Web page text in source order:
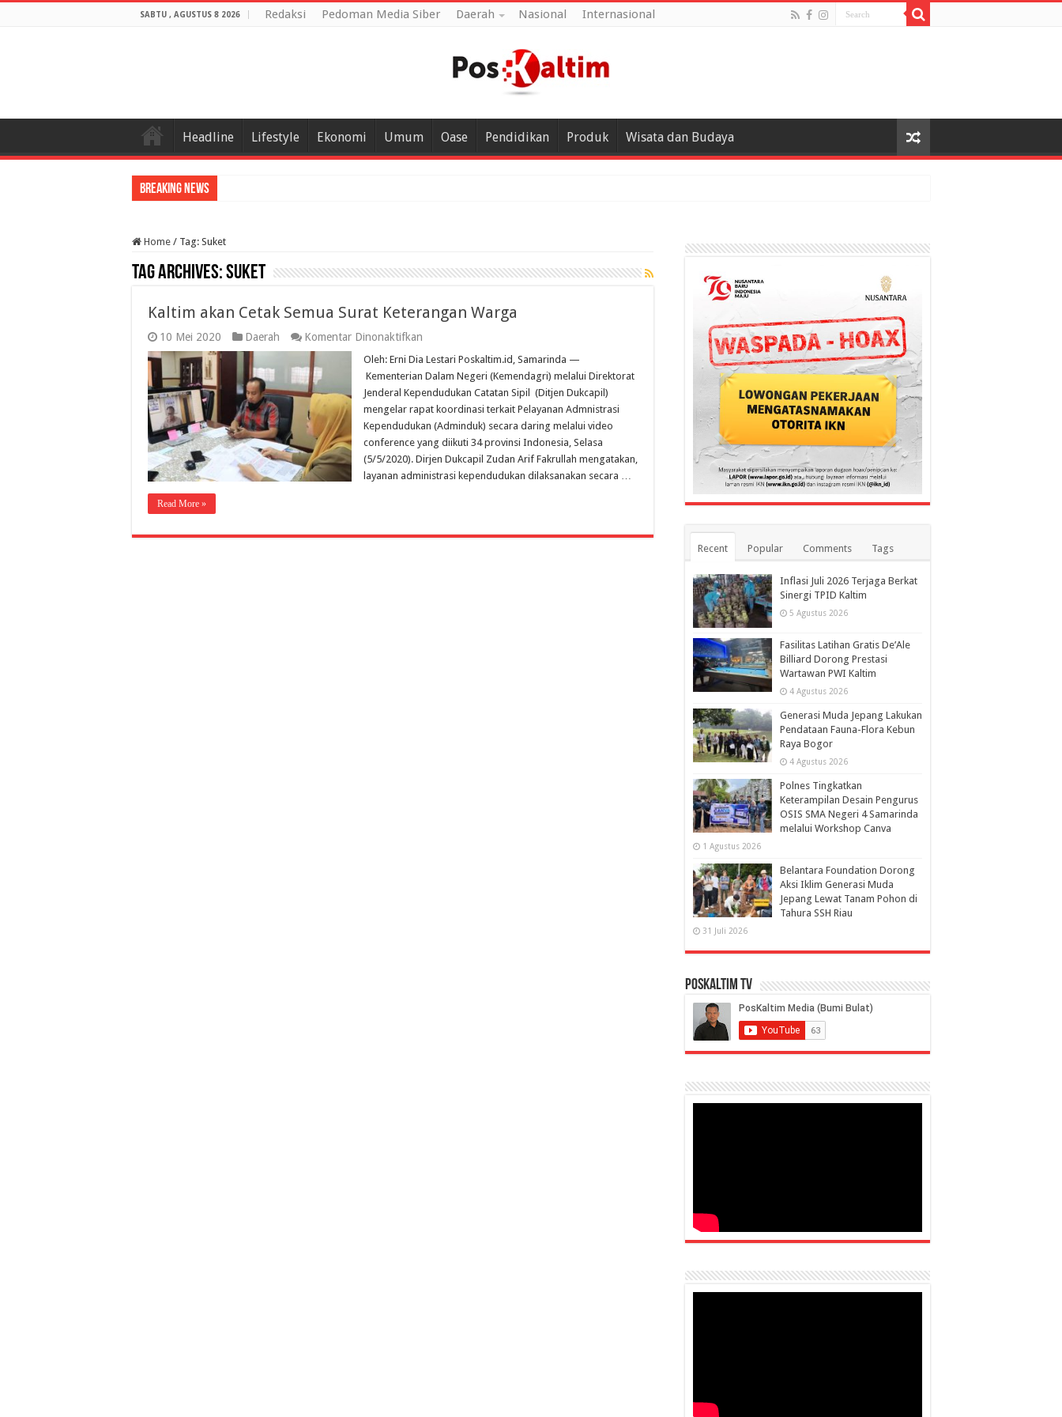
SABTU , AGUSTUS 8 2026 Redaksi Pedoman Media Siber Daerah Nasional Internasional
Headline Lifestyle Ekonomi Umum Oase Pendidikan Produk Wisata dan Budaya
Breaking News
Home / Tag: Suket
Tag Archives:Suket
Kaltim akan Cetak Semua Surat Keterangan Warga
10 Mei 2020 Daerah Komentar Dinonaktifkan
akan
Cetak
Semua
Surat
Keterangan
Warga
Oleh: Erni Dia Lestari Poskaltim.id, Samarinda —
Kementerian Dalam Negeri (Kemendagri) melalui Direktorat
Jenderal Kependudukan Catatan Sipil (Ditjen Dukcapil)
mengelar rapat koordinasi terkait Pelayanan Admnistrasi
Kependudukan (Adminduk) secara daring melalui video
conference yang diikuti 34 provinsi Indonesia, Selasa
(5/5/2020). Dirjen Dukcapil Zudan Arif Fakrullah mengatakan,
layanan administrasi kependudukan dilaksanakan secara …
Read More »
Recent Popular Comments Tags
Inflasi Juli 2026 Terjaga Berkat
Sinergi TPID Kaltim
5 Agustus 2026
Fasilitas Latihan Gratis De’Ale
Billiard Dorong Prestasi
Wartawan PWI Kaltim
4 Agustus 2026
Generasi Muda Jepang Lakukan
Pendataan Fauna-Flora Kebun
Raya Bogor
4 Agustus 2026
Polnes Tingkatkan
Keterampilan Desain Pengurus
OSIS SMA Negeri 4 Samarinda
melalui Workshop Canva
1 Agustus 2026
Belantara Foundation Dorong
Aksi Iklim Generasi Muda
Jepang Lewat Tanam Pohon di
Tahura SSH Riau
31 Juli 2026
PosKaltim TV